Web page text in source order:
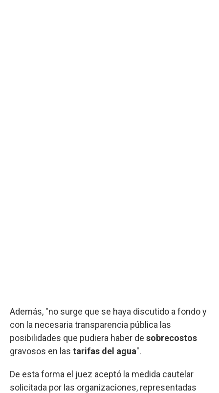
Además, "no surge que se haya discutido a fondo y
con la necesaria transparencia pública las
posibilidades que pudiera haber de sobrecostos
gravosos en las tarifas del agua".
De esta forma el juez aceptó la medida cautelar
solicitada por las organizaciones, representadas